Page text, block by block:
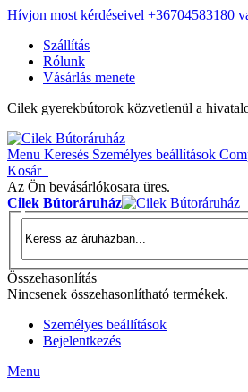
Hívjon most kérdéseivel +36704583180
Szállítás
Rólunk
Vásárlás menete
Cilek gyerekbútorok közvetlenül a
Menu Keresés Személyes beállítások
Kosár
Az Ön bevásárlókosara üres.
Cilek Bútoráruház
Összehasonlítás
Nincsenek összehasonlítható termékek.
Személyes beállítások
Bejelentkezés
Menu